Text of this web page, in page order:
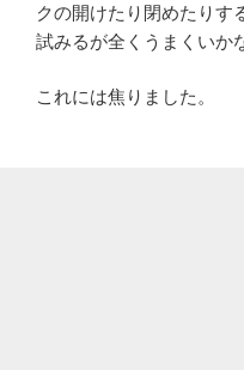
クの開けたり閉めたりす
試みるが全くうまくいか
これには焦りました。